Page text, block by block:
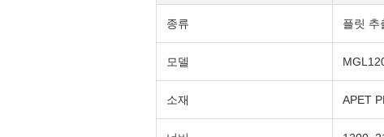
종류 플릿 추
모델
소재 APET